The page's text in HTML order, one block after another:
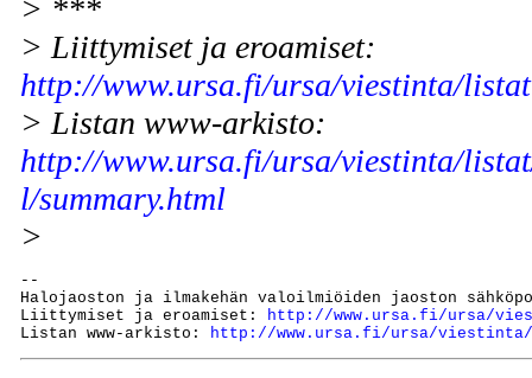
> ***
> Liittymiset ja eroamiset:
http://www.ursa.fi/ursa/viestinta/
> Listan www-arkisto:
http://www.ursa.fi/ursa/viestinta/
l/summary.html
>
--
Halojaoston ja ilmakehän valoilmiöiden jaoston
Liittymiset ja eroamiset:
http://www.ursa.fi/ursa/
Listan www-arkisto:
http://www.ursa.fi/ursa/viestinta/